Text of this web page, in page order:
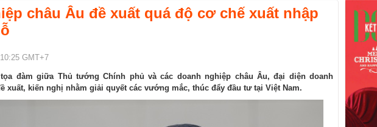
châu Âu đề xuất quá độ cơ chế xuất nhập
GMT+7
đàm giữa Thủ tướng Chính phủ và các doanh nghiệp châu Âu, đại diện doanh
xuất, kiến nghị nhằm giải quyết các vướng mắc, thúc đẩy đầu tư tại Việt Nam.